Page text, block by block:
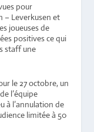
pour
– Leverkusen et
joueuses de
positives ce qui
staff une
le 27 octobre, un
l’équipe
à l’annulation de
limitée à 50